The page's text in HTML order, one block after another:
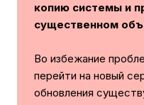
копию системы и
существенном
Во избежание
перейти на новый
обновления